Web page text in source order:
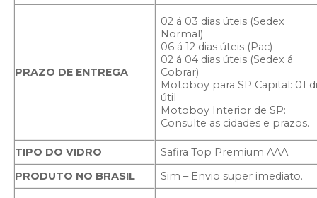
PRAZO DE ENTREGA
02 á 03 dias úteis (Sedex
Normal)
06 á 12 dias úteis (Pac)
02 á 04 dias úteis (Sedex á
Cobrar)
Motoboy para SP Capital: 01
útil
Motoboy Interior de SP:
Consulte as cidades e prazos.
TIPO DO VIDRO
Safira Top Premium AAA.
PRODUTO NO BRASIL
Sim – Envio super imediato.